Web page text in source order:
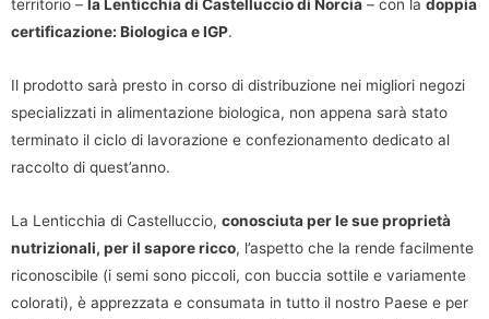
territorio – la Lenticchia di Castelluccio di Norcia – con la doppia
certificazione: Biologica e IGP.
Il prodotto sarà presto in corso di distribuzione nei migliori negozi
specializzati in alimentazione biologica, non appena sarà stato
terminato il ciclo di lavorazione e confezionamento dedicato al
raccolto di quest’anno.
La Lenticchia di Castelluccio, conosciuta per le sue proprietà
nutrizionali, per il sapore ricco, l’aspetto che la rende facilmente
riconoscibile (i semi sono piccoli, con buccia sottile e variamente
colorati), è apprezzata e consumata in tutto il nostro Paese e per